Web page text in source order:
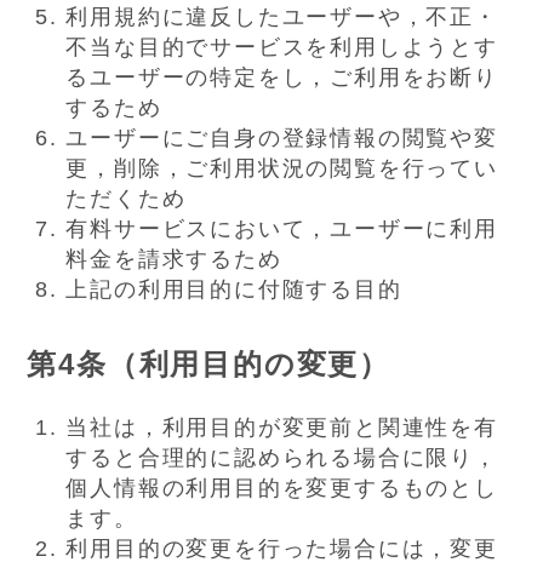
利用規約に違反したユーザーや，不正・
不当な目的でサービスを利用しようとす
るユーザーの特定をし，ご利用をお断り
するため
ユーザーにご自身の登録情報の閲覧や変
更，削除，ご利用状況の閲覧を行ってい
ただくため
有料サービスにおいて，ユーザーに利用
料金を請求するため
上記の利用目的に付随する目的
第4条（利用目的の変更）
当社は，利用目的が変更前と関連性を有
すると合理的に認められる場合に限り，
個人情報の利用目的を変更するものとし
ます。
利用目的の変更を行った場合には，変更